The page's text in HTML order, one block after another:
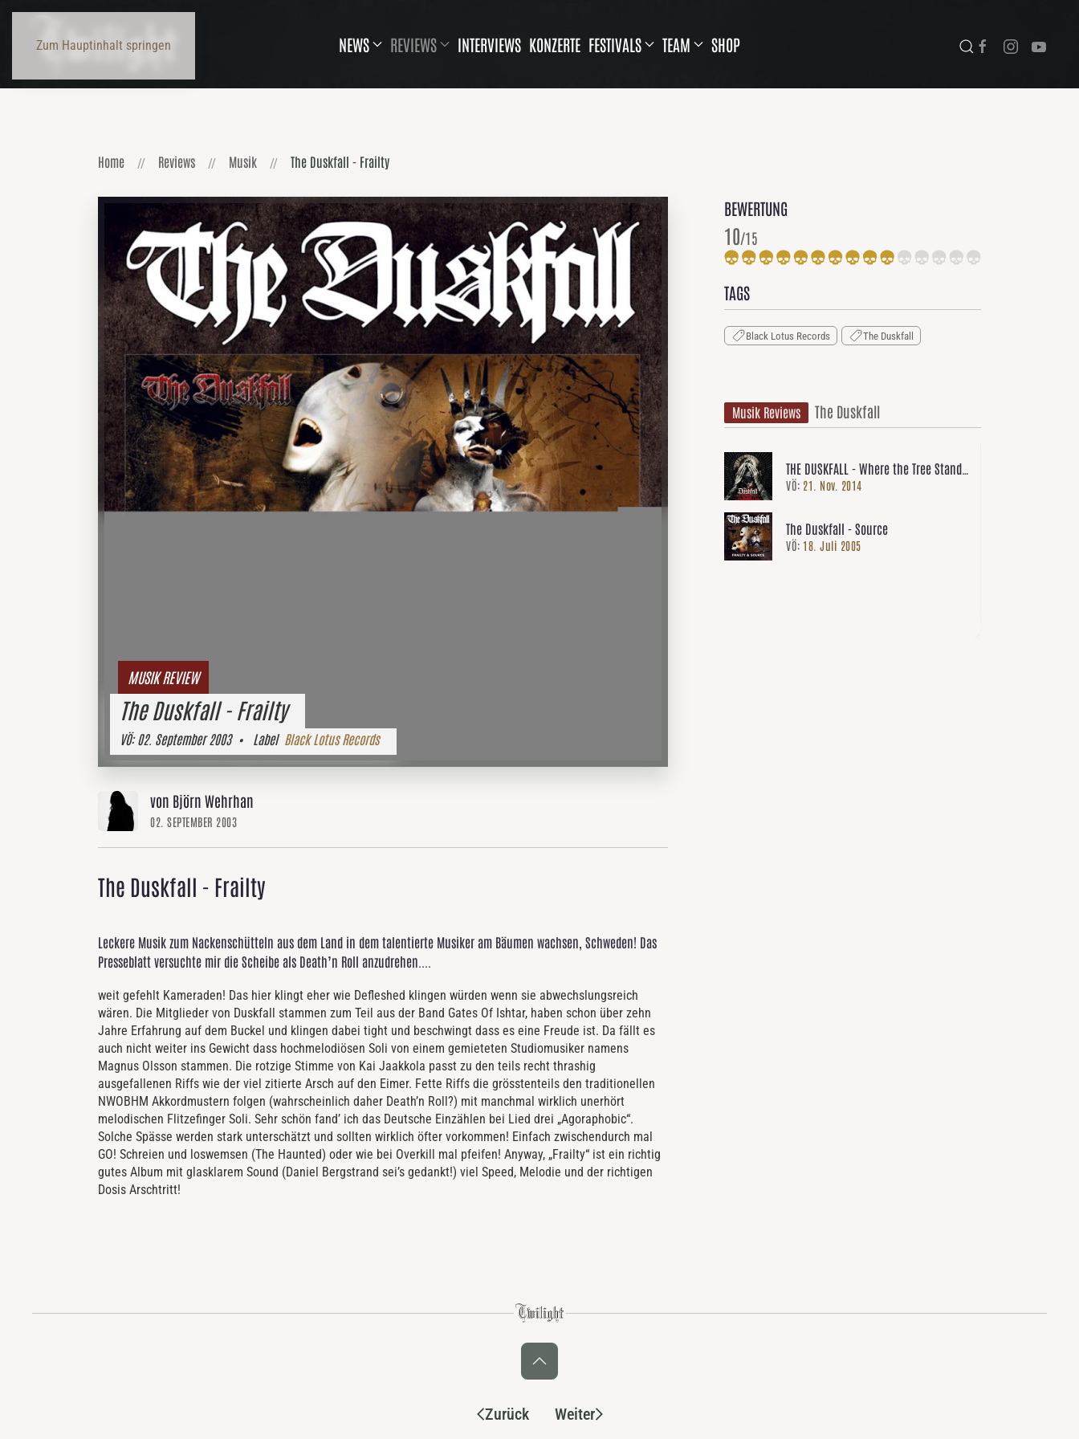
Zum Hauptinhalt springen NEWS REVIEWS INTERVIEWS KONZERTE FESTIVALS TEAM SHOP
Home Reviews Musik The Duskfall - Frailty
MUSIK REVIEW
The Duskfall - Frailty
VÖ:02. September 2003• Label Black Lotus Records
von Björn Wehrhan
02. SEPTEMBER 2003
The Duskfall - Frailty
Leckere Musik zum Nackenschütteln aus dem Land in dem talentierte Musiker am Bäumen wachsen, Schweden! Das
Presseblatt versuchte mir die Scheibe als Death’n Roll anzudrehen....
weit gefehlt Kameraden! Das hier klingt eher wie Defleshed klingen würden wenn sie abwechslungsreich
wären. Die Mitglieder von Duskfall stammen zum Teil aus der Band Gates Of Ishtar, haben schon über zehn
Jahre Erfahrung auf dem Buckel und klingen dabei tight und beschwingt dass es eine Freude ist. Da fällt es
auch nicht weiter ins Gewicht dass hochmelodiösen Soli von einem gemieteten Studiomusiker namens
Magnus Olsson stammen. Die rotzige Stimme von Kai Jaakkola passt zu den teils recht thrashig
ausgefallenen Riffs wie der viel zitierte Arsch auf den Eimer. Fette Riffs die grösstenteils den traditionellen
NWOBHM Akkordmustern folgen (wahrscheinlich daher Death’n Roll?) mit manchmal wirklich unerhört
melodischen Flitzefinger Soli. Sehr schön fand’ ich das Deutsche Einzählen bei Lied drei „Agoraphobic“.
Solche Spässe werden stark unterschätzt und sollten wirklich öfter vorkommen! Einfach zwischendurch mal
GO! Schreien und loswemsen (The Haunted) oder wie bei Overkill mal pfeifen! Anyway, „Frailty“ ist ein richtig
gutes Album mit glasklarem Sound (Daniel Bergstrand sei’s gedankt!) viel Speed, Melodie und der richtigen
Dosis Arschtritt!
BEWERTUNG
10/15
TAGS
Black Lotus Records The Duskfall
Musik Reviews The Duskfall
THE DUSKFALL - Where the Tree Stands
Dead
VÖ: 21. Nov. 2014
The Duskfall - Source
VÖ: 18. Juli 2005
Zurück Weiter